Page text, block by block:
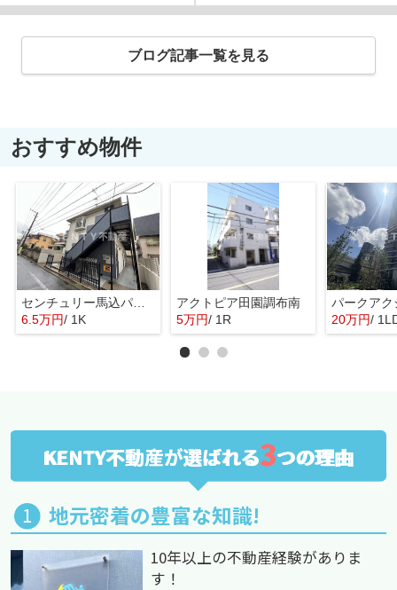
ブログ記事一覧を見る
おすすめ物件
センチュリー馬込パートⅢ
6.5万円/ 1K
アクトピア田園調布南
5万円/ 1R 20万円/
KENTY不動産が選ばれる3つの理由
地元密着の豊富な知識!
10年以上の不動産経験がありま
す！